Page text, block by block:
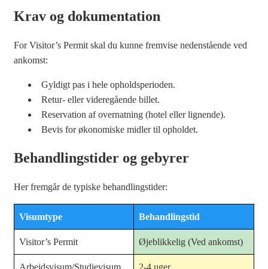
Krav og dokumentation
For Visitor’s Permit skal du kunne fremvise nedenstående ved
ankomst:
Gyldigt pas i hele opholdsperioden.
Retur- eller videregående billet.
Reservation af overnatning (hotel eller lignende).
Bevis for økonomiske midler til opholdet.
Behandlingstider og gebyrer
Her fremgår de typiske behandlingstider:
Visumtype Behandlingstid
Visitor’s Permit Øjeblikkelig (Ved ankomst)
Arbejdsvisum/Studievisum 2-4 uger